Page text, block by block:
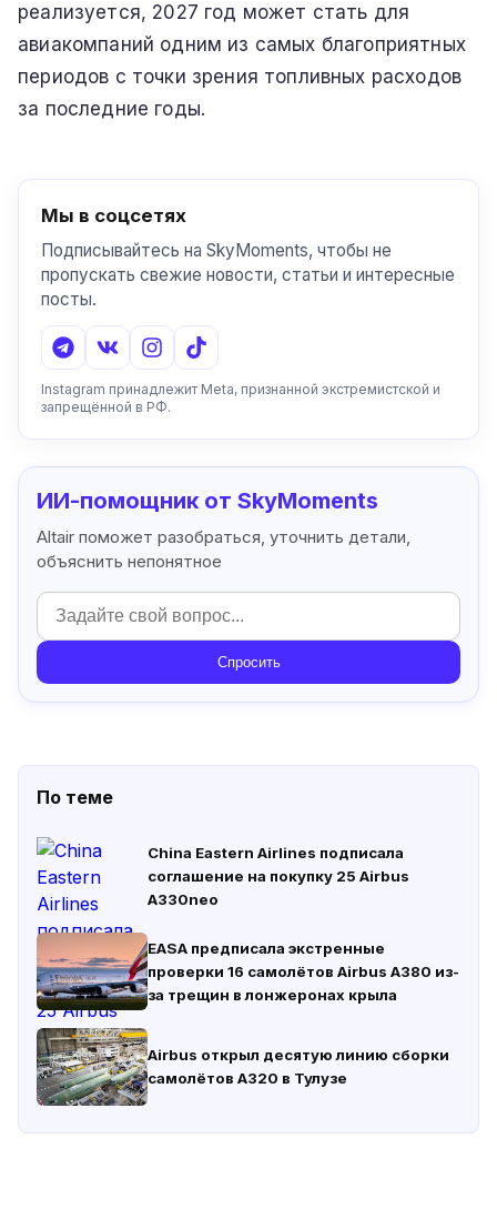
реализуется, 2027 год может стать для
авиакомпаний одним из самых благоприятных
периодов с точки зрения топливных расходов
за последние годы.
Мы в соцсетях
Подписывайтесь на SkyMoments, чтобы не
пропускать свежие новости, статьи и интересные
посты.
Instagram принадлежит Meta, признанной экстремистской и
запрещённой в РФ.
ИИ-помощник от SkyMoments
Altair поможет разобраться, уточнить детали,
объяснить непонятное
Спросить
По теме
China Eastern Airlines подписала
соглашение на покупку 25 Airbus
A330neo
EASA предписала экстренные
проверки 16 самолётов Airbus A380 из-
за трещин в лонжеронах крыла
Airbus открыл десятую линию сборки
самолётов A320 в Тулузе